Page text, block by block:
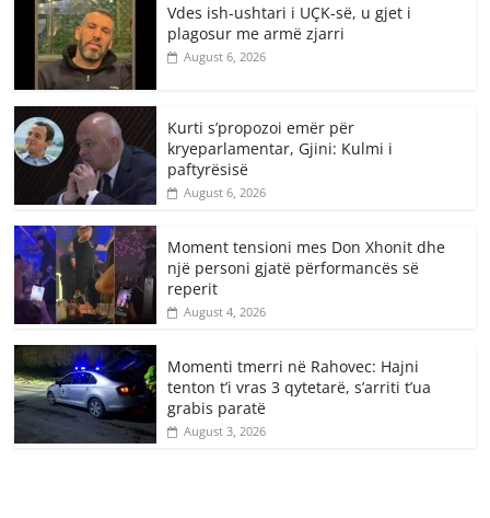
Vdes ish-ushtari i UÇK-së, u gjet i
plagosur me armë zjarri
August 6, 2026
Kurti s’propozoi emër për
kryeparlamentar, Gjini: Kulmi i
paftyrësisë
August 6, 2026
Moment tensioni mes Don Xhonit dhe
një personi gjatë përformancës së
reperit
August 4, 2026
Momenti tmerri në Rahovec: Hajni
tenton t’i vras 3 qytetarë, s’arriti t’ua
grabis paratë
August 3, 2026